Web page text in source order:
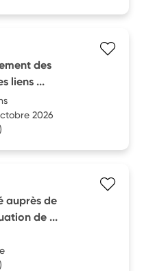
des
liens ...
2026
auprès de
de ...